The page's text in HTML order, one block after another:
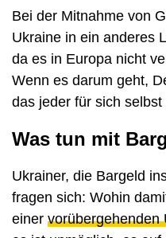
Bei der Mitnahme von
Ukraine in ein anderes
da es in Europa nicht
Wenn es darum geht,
das jeder für sich
Was tun mit
Ukrainer, die Bargeld
fragen sich: Wohin
einer vorübergehenden